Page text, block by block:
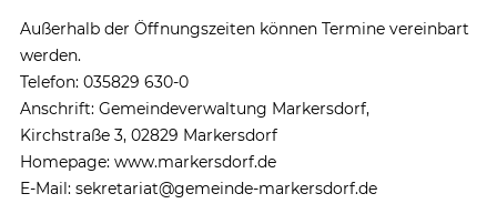
Außerhalb der Öffnungszeiten können Termine vereinbart
werden.
Telefon: 035829 630-0
Anschrift: Gemeindeverwaltung Markersdorf,
Kirchstraße 3, 02829 Markersdorf
Homepage: www.markersdorf.de
E-Mail: sekretariat@gemeinde-markersdorf.de